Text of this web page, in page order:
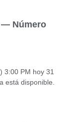
— Número
3:00 PM hoy 31
está disponible.